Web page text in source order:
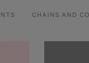
CHAINS AND